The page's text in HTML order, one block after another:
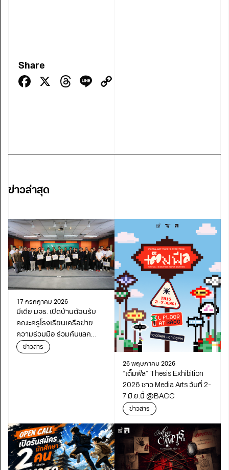
Share
Facebook
X Threads
Line
ข่าวล่าสุด
17 กรกฎาคม 2026
มีเดีย มจธ. เปิดบ้านต้อนรับ
คณะครูโรงเรียนเครือข่าย
ความร่วมมือ ร่วมกันแลก
เปลี่ยนเรียนรู้เดินหน้า
ข่าวสาร
26 พฤษภาคม 2026
“เต็มฟีล” Thesis Exhibition
2026 ชาว Media Arts วันที่ 2-
7 มิ.ย.นี้ @BACC
ข่าวสาร